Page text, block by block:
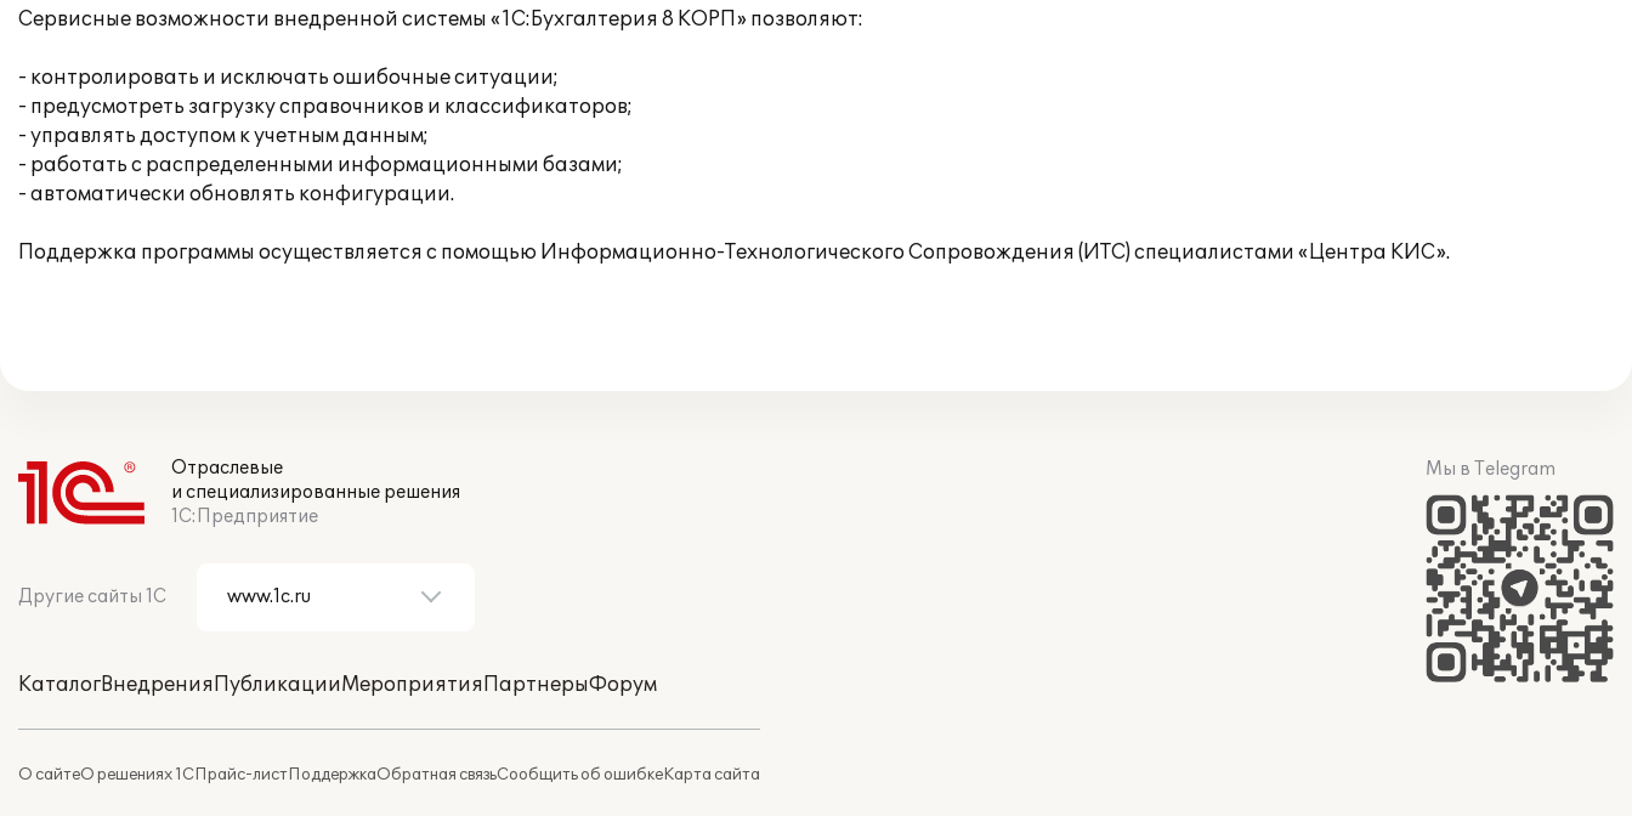
Сервисные возможности внедренной системы «1С:Бухгалтерия 8 КОРП» позволяют:
- контролировать и исключать ошибочные ситуации;
- предусмотреть загрузку справочников и классификаторов;
- управлять доступом к учетным данным;
- работать с распределенными информационными базами;
- автоматически обновлять конфигурации.
Поддержка программы осуществляется с помощью Информационно-Технологического Сопровождения (ИТС) специалистами «Центра КИС».
Отраслевые
и специализированные решения
1С:Предприятие
Другие сайты 1С
КаталогВнедренияПубликацииМероприятияПартнерыФорум
О сайтеО решениях 1СПрайс-листПоддержкаОбратная связьСообщить об ошибкеКарта сайта
Мы в Telegram